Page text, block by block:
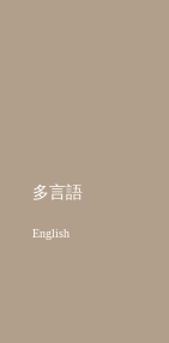
多言語
English